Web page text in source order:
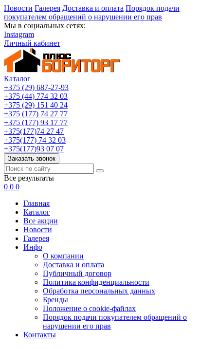
Новости Галерея Доставка и оплата Порядок подачи
покупателем обращений о нарушении его прав
Мы в социальных сетях:
Instagram
Личный кабинет
Каталог
+375 (29) 687-27-93
+375 (44) 774 32 03
+375 (29) 151 40 24
+375 (177) 74 27 77
+375 (177) 93 17 77
+375(177)74 27 47
+375(177) 74 32 03
+375(177)93 07 07
Заказать звонок
Все результаты
0 0 0
Главная
Каталог
Все акции
Новости
Галерея
Инфо
О компании
Доставка и оплата
Публичный договор
Политика конфиденциальности
Обработка персональных данных
Бренды
Положение о cookie-файлах
Порядок подачи покупателем обращений о
нарушении его прав
Контакты